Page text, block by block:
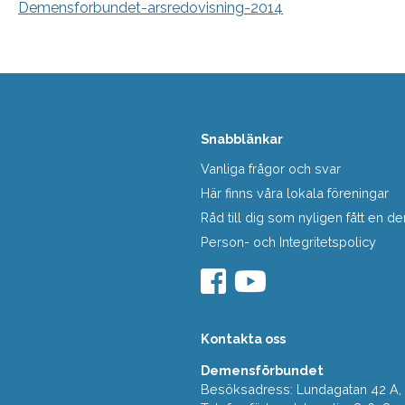
Demensforbundet-arsredovisning-2014
Snabblänkar
Vanliga frågor och svar
Här finns våra lokala föreningar
Råd till dig som nyligen fått en
Person- och Integritetspolicy
Kontakta oss
Demensförbundet
Besöksadress: Lundagatan 42 A,